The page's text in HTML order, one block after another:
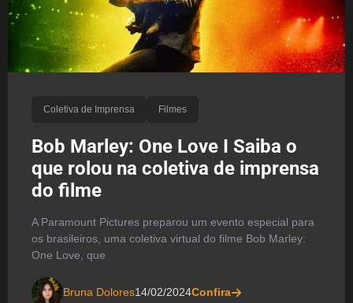
Coletiva de Imprensa Filmes
Bob Marley: One Love I Saiba o
que rolou na coletiva de imprensa
do filme
A Paramount Pictures preparou um evento especial para
os brasileiros, uma coletiva virtual do filme Bob Marley:
One Love, que
Bruna Dolores14/02/2024Confira